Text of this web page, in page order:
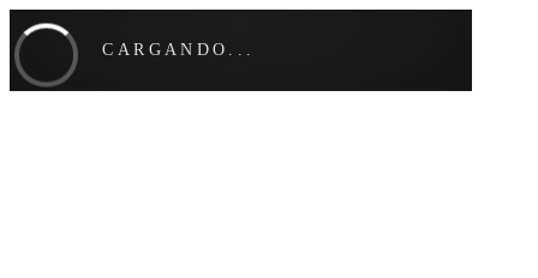
CARGANDO...